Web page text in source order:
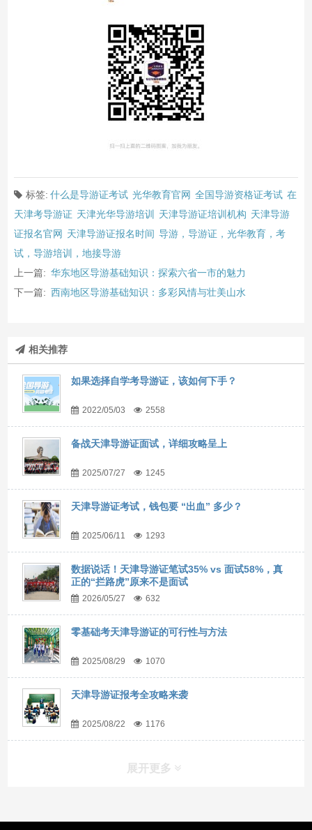
标签: 什么是导游证考试 光华教育官网 全国导游资格证考试 在
天津考导游证 天津光华导游培训 天津导游证培训机构 天津导游
证报名官网 天津导游证报名时间 导游，导游证，光华教育，考
试，导游培训，地接导游
上一篇: 华东地区导游基础知识：探索六省一市的魅力
下一篇: 西南地区导游基础知识：多彩风情与壮美山水
相关推荐
如果选择自学考导游证，该如何下手？
2022/05/03 2558
备战天津导游证面试，详细攻略呈上
2025/07/27 1245
天津导游证考试，钱包要 “出血” 多少？
2025/06/11 1293
数据说话！天津导游证笔试35% vs 面试58%，真
正的“拦路虎”原来不是面试
2026/05/27 632
零基础考天津导游证的可行性与方法
2025/08/29 1070
天津导游证报考全攻略来袭
2025/08/22 1176
展开更多